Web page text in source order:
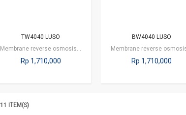
TW4040 LUSO
Rp 1,710,000
BW4040 LUSO
Rp 1,710,000
11 ITEM(S)